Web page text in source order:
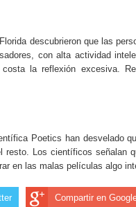
descubrieron que las
con alta actividad
la reflexión excesiva.
Poetics han desvelado
resto. Los científicos señalan
en las malas películas algo
Compartir en